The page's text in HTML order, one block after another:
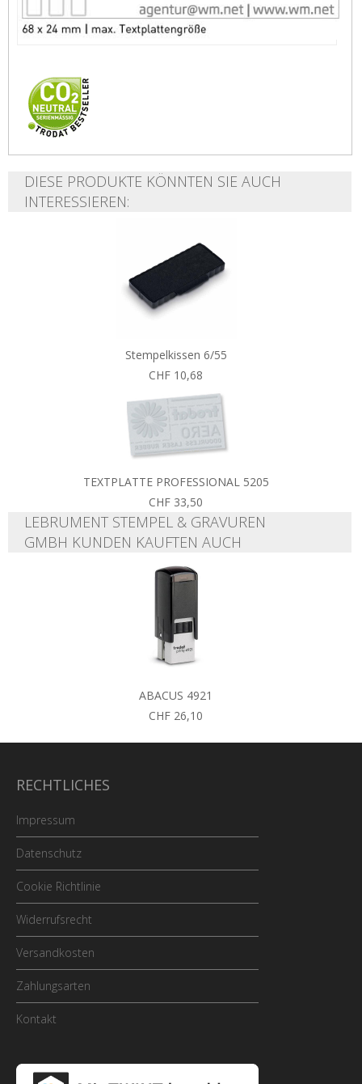
DIESE PRODUKTE KÖNNTEN SIE AUCH
INTERESSIEREN:
Stempelkissen 6/55
CHF 10,68
TEXTPLATTE PROFESSIONAL 5205
CHF 33,50
LEBRUMENT STEMPEL & GRAVUREN
GMBH KUNDEN KAUFTEN AUCH
ABACUS 4921
CHF 26,10
RECHTLICHES
Impressum
Datenschutz
Cookie Richtlinie
Widerrufsrecht
Versandkosten
Zahlungsarten
Kontakt